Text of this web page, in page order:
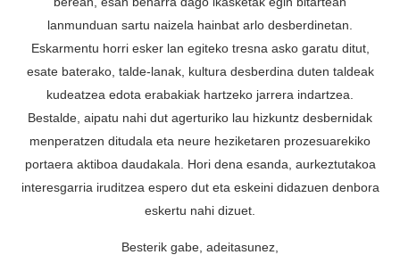
lanmunduan sartu naizela hainbat arlo desberdinetan.
Eskarmentu horri esker lan egiteko tresna asko garatu ditut,
esate baterako, talde-lanak, kultura desberdina duten taldeak
kudeatzea edota erabakiak hartzeko jarrera indartzea.
Bestalde, aipatu nahi dut agerturiko lau hizkuntz desbernidak
menperatzen ditudala eta neure heziketaren prozesuarekiko
portaera aktiboa daudakala. Hori dena esanda, aurkeztutakoa
interesgarria iruditzea espero dut eta eskeini didazuen denbora
eskertu nahi dizuet.
Besterik gabe, adeitasunez,